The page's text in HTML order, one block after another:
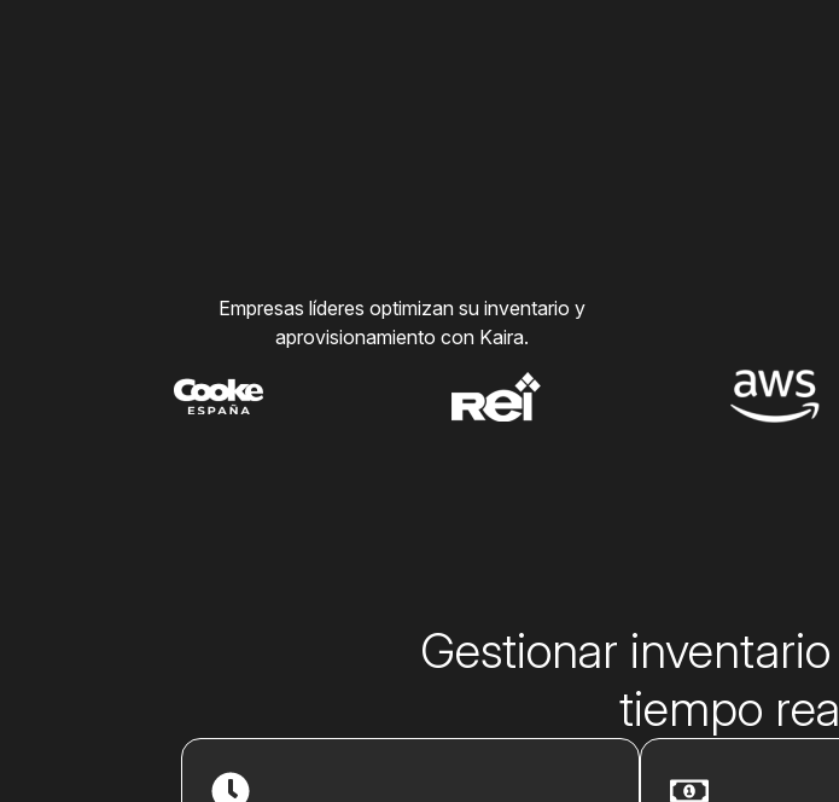
Empresas líderes optimizan su inventario y
aprovisionamiento con Kaira.
Gestionar
tiempo